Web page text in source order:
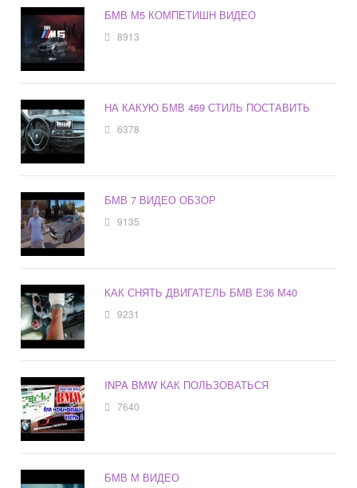
БМВ М5 КОМПЕТИШН ВИДЕО
8913
НА КАКУЮ БМВ 469 СТИЛЬ ПОСТАВИТЬ
6378
БМВ 7 ВИДЕО ОБЗОР
9135
КАК СНЯТЬ ДВИГАТЕЛЬ БМВ Е36 М40
9231
INPA BMW КАК ПОЛЬЗОВАТЬСЯ
7640
БМВ М ВИДЕО